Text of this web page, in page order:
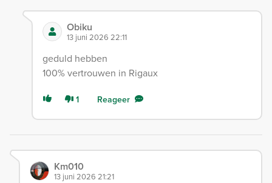
Obiku
13 juni 2026 22:11
geduld hebben
100% vertrouwen in Rigaux
1 Reageer
Km010
13 juni 2026 21:21